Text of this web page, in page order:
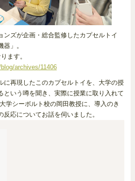
ンズが企画・総合監修したカプセルトイ
器」。
ます。
archives/11406
に再現したこのカプセルトイを、大学の授
という噂を聞き、実際に授業に取り入れて
学シーボルト校の岡田教授に、導入のき
応についてお話を伺いました。